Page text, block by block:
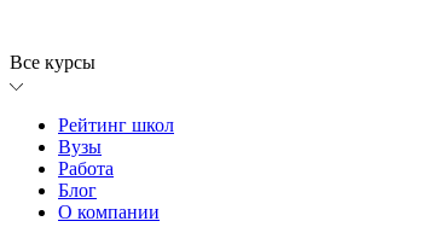
Все курсы
Рейтинг школ
Вузы
Работа
Блог
О компании